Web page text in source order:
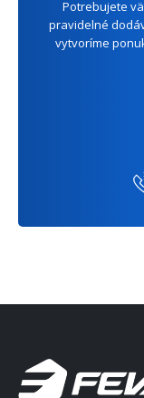
Potrebujete
pravidelné
vytvoríme